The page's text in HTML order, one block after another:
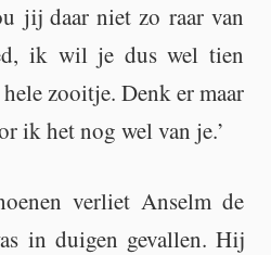
jij daar niet zo raar van
ik wil je dus wel tien
zooi­tje. Denk er maar
ik het nog wel van je.’
ver­liet An­selm de
in dui­gen ge­val­len. Hij